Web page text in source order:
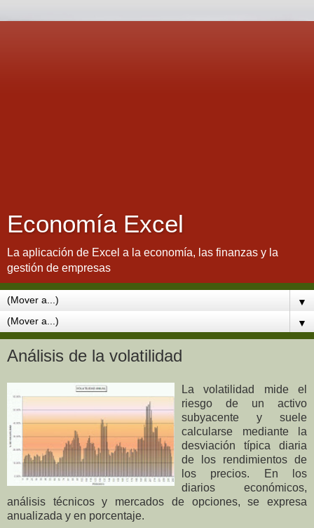
Economía Excel
La aplicación de Excel a la economía, las finanzas y la
gestión de empresas
▼
▼
Análisis de la volatilidad
La volatilidad mide el
riesgo de un activo
subyacente y suele
calcularse mediante la
desviación típica diaria
de los rendimientos de
los precios. En los
diarios económicos,
análisis técnicos y mercados de opciones, se expresa
anualizada y en porcentaje.